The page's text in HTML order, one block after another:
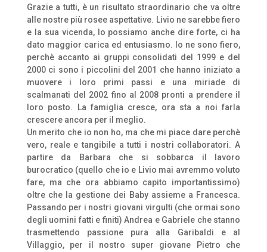
Grazie a tutti, è un risultato straordinario che va oltre
alle nostre più rosee aspettative. Livio ne sarebbe fiero
e la sua vicenda, lo possiamo anche dire forte, ci ha
dato maggior carica ed entusiasmo. Io ne sono fiero,
perchè accanto ai gruppi consolidati del 1999 e del
2000 ci sono i piccolini del 2001 che hanno iniziato a
muovere i loro primi passi e una miriade di
scalmanati del 2002 fino al 2008 pronti a prendere il
loro posto. La famiglia cresce, ora sta a noi farla
crescere ancora per il meglio.
Un merito che io non ho, ma che mi piace dare perchè
vero, reale e tangibile a tutti i nostri collaboratori. A
partire da Barbara che si sobbarca il lavoro
burocratico (quello che io e Livio mai avremmo voluto
fare, ma che ora abbiamo capito importantissimo)
oltre che la gestione dei Baby assieme a Francesca.
Passando per i nostri giovani virgulti (che ormai sono
degli uomini fatti e finiti) Andrea e Gabriele che stanno
trasmettendo passione pura alla Garibaldi e al
Villaggio, per il nostro super giovane Pietro che